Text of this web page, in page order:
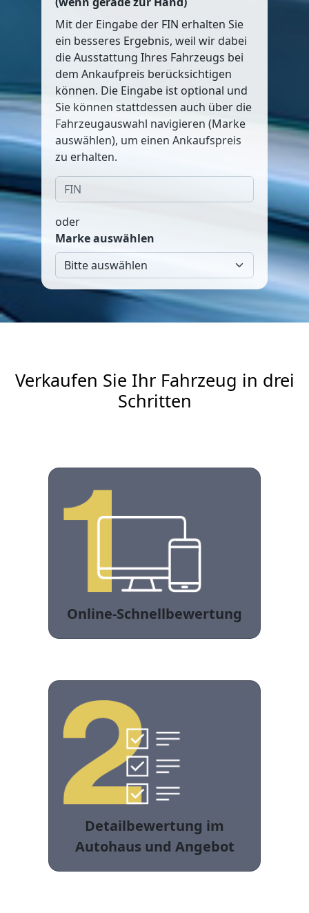
Mit der Eingabe der FIN erhalten Sie
ein besseres Ergebnis, weil wir dabei
die Ausstattung Ihres Fahrzeugs bei
dem Ankaufpreis berücksichtigen
können. Die Eingabe ist optional und
Sie können stattdessen auch über die
Fahrzeugauswahl navigieren (Marke
auswählen), um einen Ankaufspreis
zu erhalten.
oder
Marke auswählen
Verkaufen Sie Ihr Fahrzeug in drei
Schritten
Online-Schnellbewertung
Detailbewertung im
Autohaus und Angebot